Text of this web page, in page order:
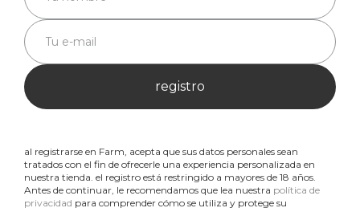
registro
al registrarse en Farm, acepta que sus datos personales sean
tratados con el fin de ofrecerle una experiencia personalizada en
nuestra tienda. el registro está restringido a mayores de 18 años.
Antes de continuar, le recomendamos que lea nuestra política de
privacidad para comprender cómo se utiliza y protege su